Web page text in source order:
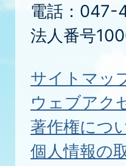
電話：047-
法人番号
サイトマッ
ウェブアク
著作権につ
個人情報の